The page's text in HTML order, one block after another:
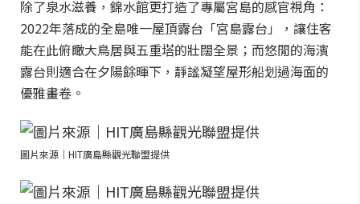
除了泉水滋養，錦水館更打造了專屬宮島的感官視角：
2022年落成的全島唯一屋頂露台「宮島露台」，讓住客
能在此俯瞰大鳥居與五重塔的壯闊全景；而悠閒的海濱
露台則適合在夕陽餘暉下，靜謐凝望屋形船划過海面的
優雅畫卷。
圖片來源｜HIT廣島縣觀光聯盟提供